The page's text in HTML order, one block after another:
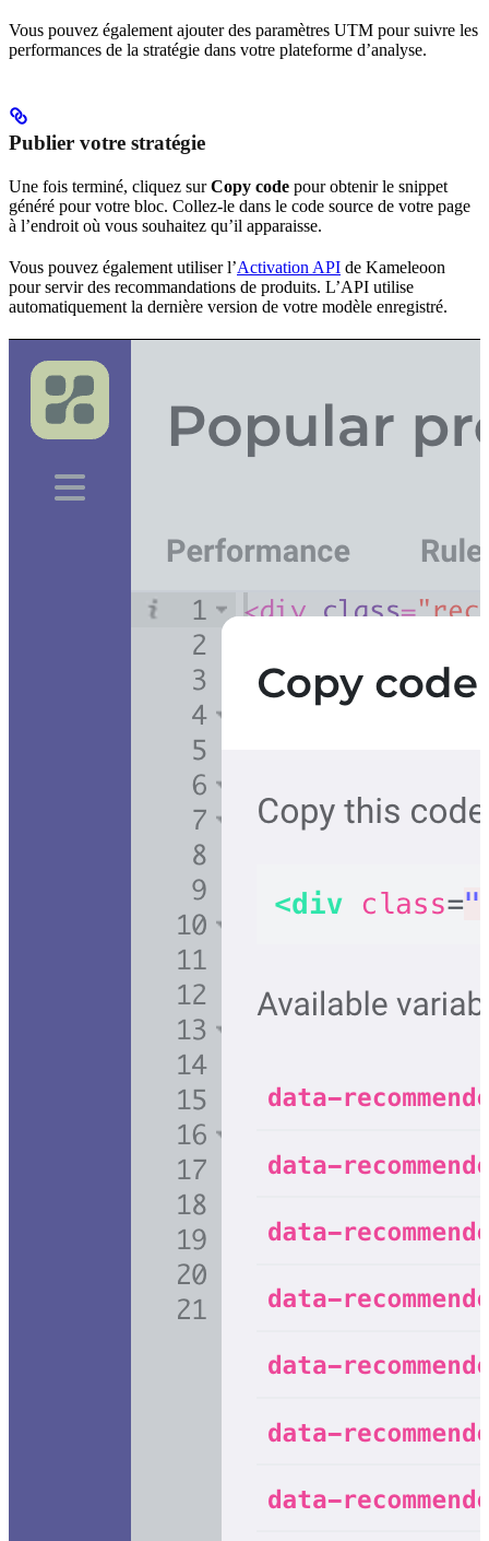
Vous pouvez également ajouter des paramètres UTM pour suivre les
performances de la stratégie dans votre plateforme d’analyse.
Publier votre stratégie
Une fois terminé, cliquez surCopy code pour obtenir le snippet
généré pour votre bloc. Collez-le dans le code source de votre page
à l’endroit où vous souhaitez qu’il apparaisse.
Vous pouvez également utiliser l’Activation API de Kameleoon
pour servir des recommandations de produits. L’API utilise
automatiquement la dernière version de votre modèle enregistré.